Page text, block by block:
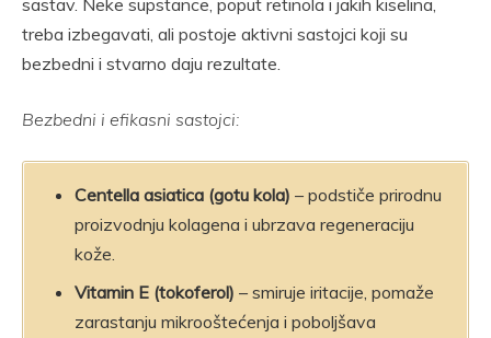
treba izbegavati, ali postoje aktivni sastojci koji su
bezbedni i stvarno daju rezultate.
Bezbedni i efikasni sastojci:
Centella asiatica (gotu kola) – podstiče prirodnu
proizvodnju kolagena i ubrzava regeneraciju
kože.
Vitamin E (tokoferol) – smiruje iritacije, pomaže
zarastanju mikrooštećenja i poboljšava